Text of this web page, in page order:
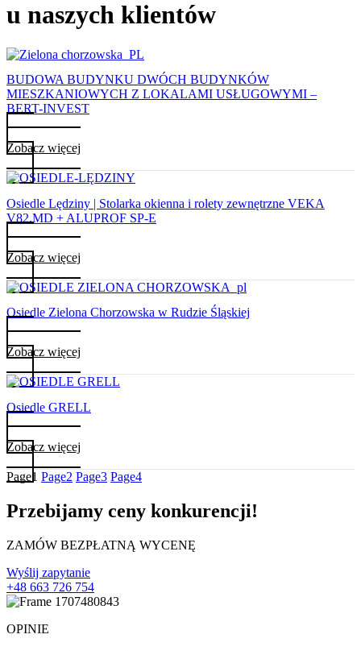
u naszych klientów
BUDOWA BUDYNKU DWÓCH BUDYNKÓW
MIESZKANIOWYCH Z LOKALAMI USŁUGOWYMI –
BERT-INVEST
Zobacz więcej
Osiedle Lędziny | Stolarka okienna i rolety zewnętrzne VEKA
V82.MD + ALUPROF SP-E
Zobacz więcej
Osiedle Zielona Chorzowska w Rudzie Śląskiej
Zobacz więcej
Osiedle GRELL
Zobacz więcej
Page1 Page2 Page3 Page4
Przebijamy ceny konkurencji!
ZAMÓW BEZPŁATNĄ WYCENĘ
Wyślij zapytanie
+48 663 726 754
OPINIE